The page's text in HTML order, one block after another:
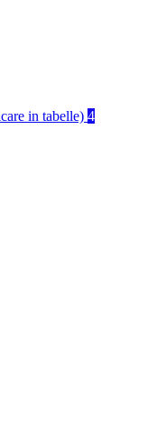
in tabelle) 4